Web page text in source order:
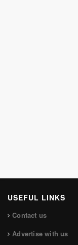
USEFUL LINKS
Contact us
Advertise with us